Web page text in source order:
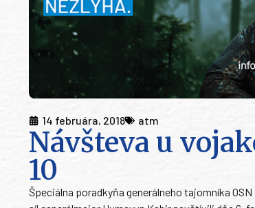
14 februára, 2018 atm
Návšteva u
10
Špeciálna poradkyňa generálneho tajomníka